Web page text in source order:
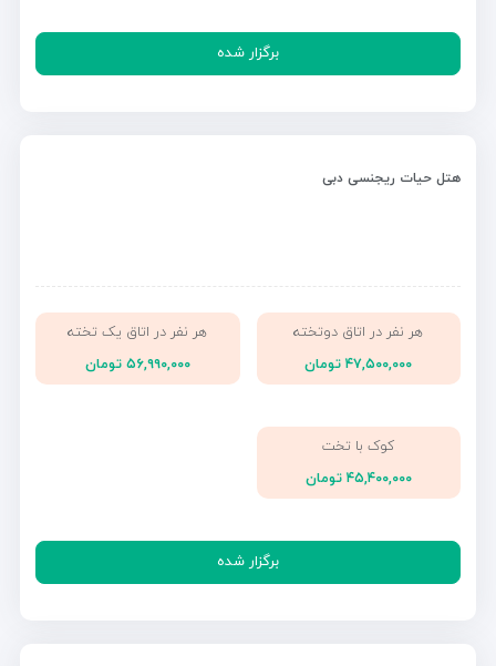
برگزار شده
هتل حیات ریجنسی دبی
هر نفر در اتاق دوتخته
۴۷,۵۰۰,۰۰۰ تومان
هر نفر در اتاق یک تخته
۵۶,۹۹۰,۰۰۰ تومان
کوک با تخت
۴۵,۴۰۰,۰۰۰ تومان
برگزار شده